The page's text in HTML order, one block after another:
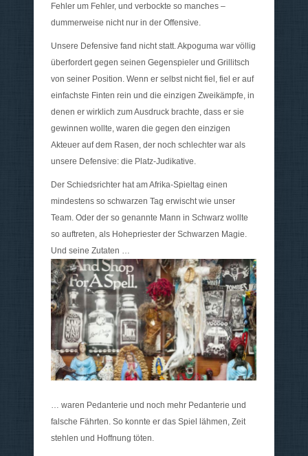
Fehler um Fehler, und verbockte so manches –
dummerweise nicht nur in der Offensive.
Unsere Defensive fand nicht statt. Akpoguma war völlig
überfordert gegen seinen Gegenspieler und Grillitsch
von seiner Position. Wenn er selbst nicht fiel, fiel er auf
einfachste Finten rein und die einzigen Zweikämpfe, in
denen er wirklich zum Ausdruck brachte, dass er sie
gewinnen wollte, waren die gegen den einzigen
Akteuer auf dem Rasen, der noch schlechter war als
unsere Defensive: die Platz-Judikative.
Der Schiedsrichter hat am Afrika-Spieltag einen
mindestens so schwarzen Tag erwischt wie unser
Team. Oder der so genannte Mann in Schwarz wollte
so auftreten, als Hohepriester der Schwarzen Magie.
Und seine Zutaten …
… waren Pedanterie und noch mehr Pedanterie und
falsche Fährten. So konnte er das Spiel lähmen, Zeit
stehlen und Hoffnung töten.